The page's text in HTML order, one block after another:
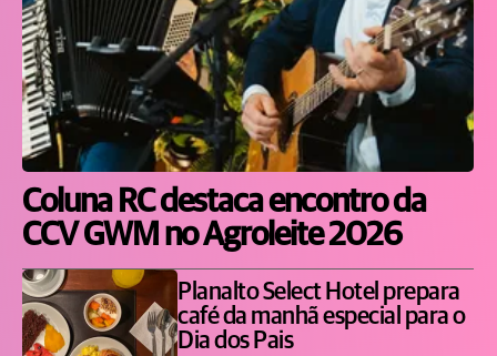
Coluna RC destaca encontro da
CCV GWM no Agroleite 2026
Planalto Select Hotel prepara
café da manhã especial para o
Dia dos Pais